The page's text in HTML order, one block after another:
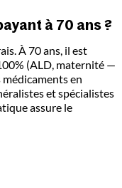
à 70 ans ?
À 70 ans, il est
(ALD, maternité —
en
et spécialistes
assure le